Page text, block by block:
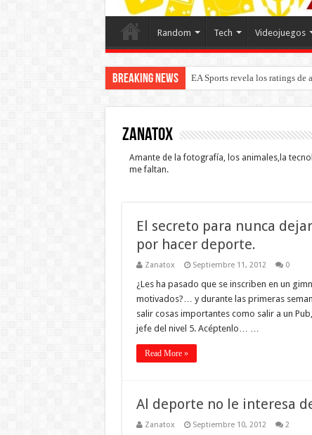
Random Tech Videojuegos
Breaking News EA Sports revela los ratings de
Zanatox
Amante de la fotografía, los animales,la
me faltan.
El secreto para nunca
por hacer deporte.
Zanatox Septiembre 11, 2012 0
¿Les ha pasado que se inscriben en un
motivados?… y durante las primeras
salir cosas importantes como salir a un
jefe del nivel 5. Acéptenlo… …
Read More »
Al deporte no le interesa
Zanatox Septiembre 10, 2012 2